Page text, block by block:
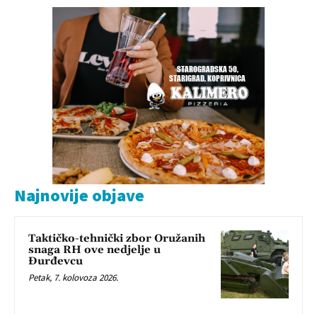
Najnovije objave
Taktičko-tehnički zbor Oružanih
snaga RH ove nedjelje u
Đurđevcu
Petak, 7. kolovoza 2026.